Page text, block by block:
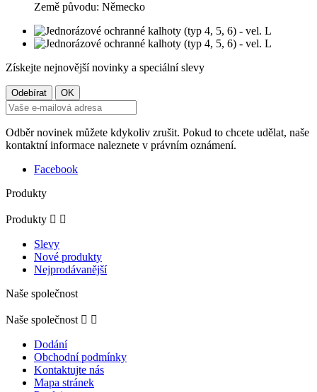
Země původu: Německo
Získejte nejnovější novinky a speciální slevy
Odběr novinek můžete kdykoliv zrušit. Pokud to chcete udělat, naše
kontaktní informace naleznete v právním oznámení.
Facebook
Produkty
Produkty  
Slevy
Nové produkty
Nejprodávanější
Naše společnost
Naše společnost  
Dodání
Obchodní podmínky
Kontaktujte nás
Mapa stránek